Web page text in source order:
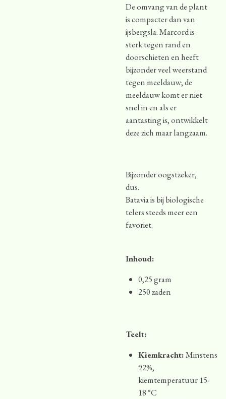
De omvang van de plant
is compacter dan van
ijsbergsla. Marcord is
sterk tegen rand en
doorschieten en heeft
bijzonder veel weerstand
tegen meeldauw; de
meeldauw komt er niet
snel in en als er
aantasting is, ontwikkelt
deze zich maar langzaam.
Bijzonder oogstzeker,
dus.
Batavia is bij biologische
telers steeds meer een
favoriet.
Inhoud:
0,25 gram
250 zaden
Teelt:
Kiemkracht:Minstens
92%,
kiemtemperatuur 15-
18 °C